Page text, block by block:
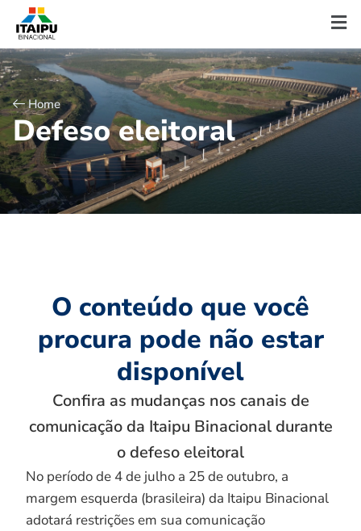
Home
Defeso eleitoral
O conteúdo que você
procura pode não estar
disponível
Confira as mudanças nos canais de
comunicação da Itaipu Binacional durante
o defeso eleitoral
No período de 4 de julho a 25 de outubro, a
margem esquerda (brasileira) da Itaipu Binacional
adotará restrições em sua comunicação